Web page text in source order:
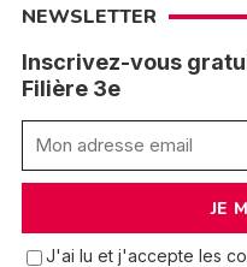
NEWSLETTER
Inscrivez-vous
Filière 3e
J'ai lu et j'accepte les